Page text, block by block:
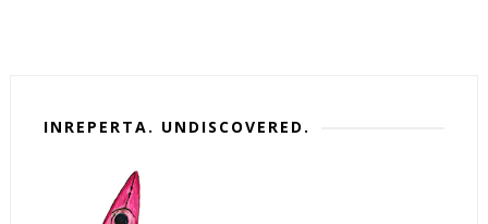
INREPERTA. UNDISCOVERED.